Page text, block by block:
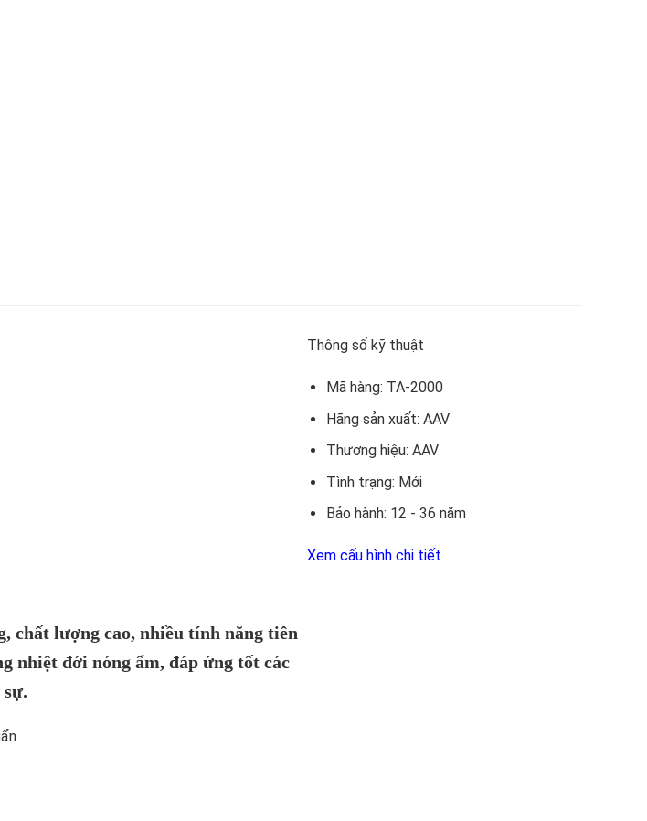
chất lượng cao, nhiều tính năng tiên
nhiệt đới nóng ẩm, đáp ứng tốt các
Thông số kỹ thuật
Mã hàng: TA-2000
Hãng sản xuất: AAV
Thương hiệu: AAV
Tình trạng: Mới
Bảo hành: 12 - 36 năm
Xem cấu hình chi tiết